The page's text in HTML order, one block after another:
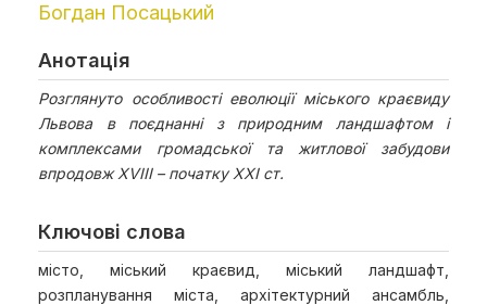
Богдан Посацький
Анотація
Розглянуто особливості еволюції міського краєвиду
Львова в поєднанні з природним ландшафтом і
комплексами громадської та житлової забудови
впродовж ХVIII – початку XXI ст.
Ключові слова
місто, міський краєвид, міський ландшафт,
розпланування міста, архітектурний ансамбль,